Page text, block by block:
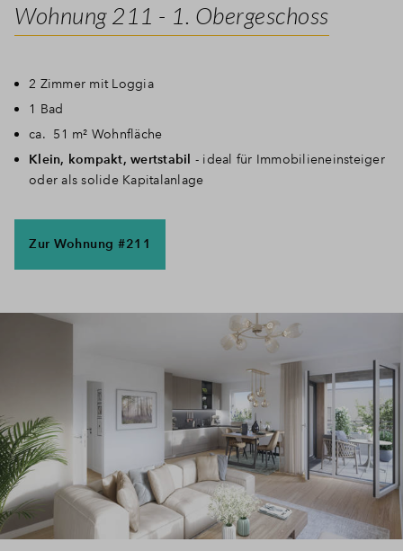
Wohnung 211 - 1. Obergeschoss
2 Zimmer mit Loggia
1 Bad
ca. 51 m² Wohnfläche
Klein, kompakt, wertstabil - ideal für Immobilieneinsteiger
oder als solide Kapitalanlage
Zur Wohnung #211